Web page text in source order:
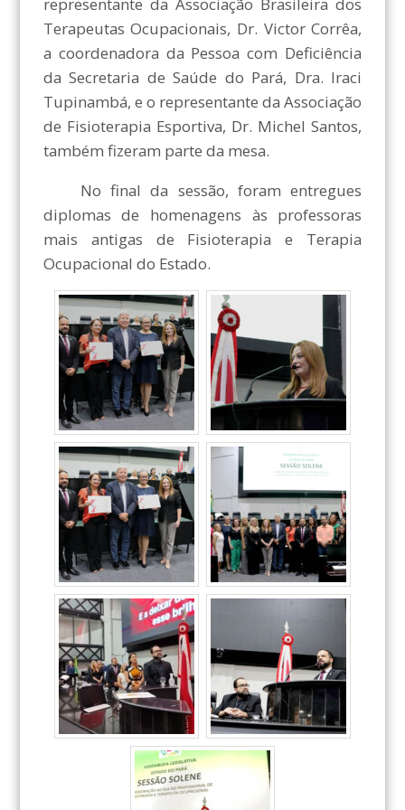
representante da Associação Brasileira dos
Terapeutas Ocupacionais, Dr. Victor Corrêa,
a coordenadora da Pessoa com Deficiência
da Secretaria de Saúde do Pará, Dra. Iraci
Tupinambá, e o representante da Associação
de Fisioterapia Esportiva, Dr. Michel Santos,
também fizeram parte da mesa.
No final da sessão, foram entregues
diplomas de homenagens às professoras
mais antigas de Fisioterapia e Terapia
Ocupacional do Estado.